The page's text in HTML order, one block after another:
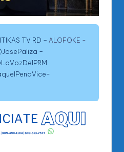
TV RD – ALOFOKE -
–